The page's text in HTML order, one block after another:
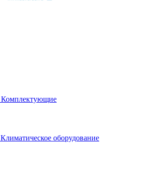
Комплектующие
Климатическое оборудование